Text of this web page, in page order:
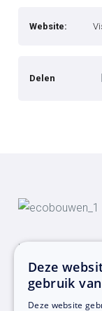
Website:
Delen
"Al 20 jaar
Bezoekadres
Deze
gebruik
Deze website